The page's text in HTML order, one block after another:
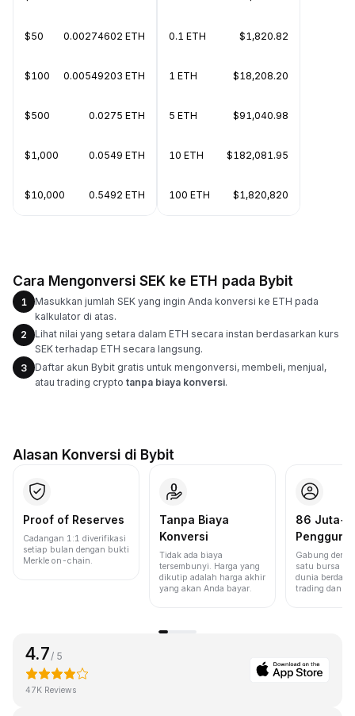
$50 0.00274602 ETH
$100 0.00549203 ETH
$500 0.0275 ETH
$1,000 0.0549 ETH
$10,000 0.5492 ETH
0.1 ETH $1,820.82
1 ETH $18,208.20
5 ETH $91,040.98
10 ETH $182,081.95
100 ETH $1,820,820
Cara Mengonversi SEK ke ETH pada Bybit
1
Masukkan jumlah SEK yang ingin Anda konversi ke ETH pada
kalkulator di atas.
2
Lihat nilai yang setara dalam ETH secara instan berdasarkan kurs
SEK terhadap ETH secara langsung.
3
Daftar akun Bybit gratis untuk mengonversi, membeli, menjual,
atau trading crypto tanpa biaya konversi.
Alasan Konversi di Bybit
Proof of Reserves
Cadangan 1:1 diverifikasi
setiap bulan dengan bukti
Merkle on-chain.
Tanpa Biaya
Konversi
Tidak ada biaya
tersembunyi. Harga yang
dikutip adalah harga akhir
yang akan Anda bayar.
86 Juta+
Pengguna
Gabung
satu bursa
dunia
trading dan
4.7 / 5
47K Reviews